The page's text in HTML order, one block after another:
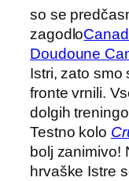
so se
zagodlo
Doudoune
Istri, zato smo
fronte vrnili.
dolgih
Testno kolo
bolj zanimivo!
hrvaške Istre